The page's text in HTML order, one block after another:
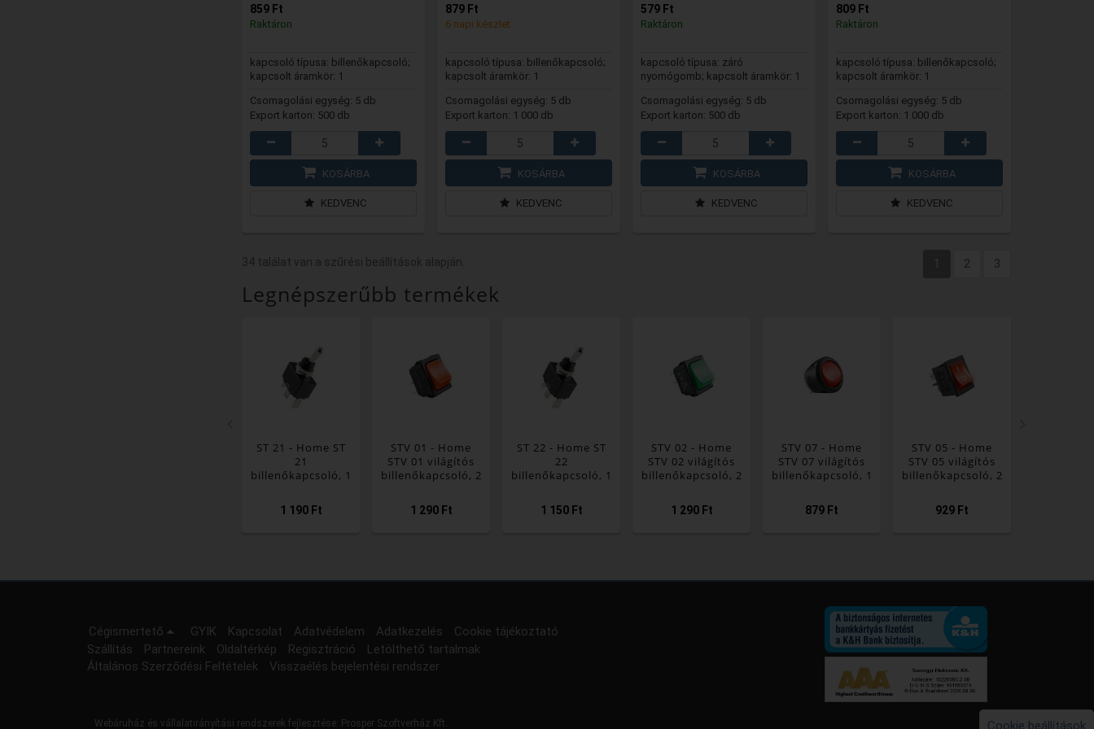
859 Ft
Raktáron
kapcsoló típusa: billenőkapcsoló;
kapcsolt áramkör: 1
Csomagolási egység: 5 db
Export karton: 500 db
KOSÁRBA
KEDVENC
879 Ft
6 napi készlet
kapcsoló típusa: billenőkapcsoló;
kapcsolt áramkör: 1
Csomagolási egység: 5 db
Export karton: 1 000 db
KOSÁRBA
KEDVENC
579 Ft
Raktáron
kapcsoló típusa: záró
nyomógomb; kapcsolt áramkör: 1
Csomagolási egység: 5 db
Export karton: 500 db
KOSÁRBA
KEDVENC
809 Ft
Raktáron
kapcsoló típusa: billenőkapcsoló;
kapcsolt áramkör: 1
Csomagolási egység: 5 db
Export karton: 1 000 db
KOSÁRBA
KEDVENC
34 találat van a szűrési beállítások alapján. 2 3
Legnépszerűbb termékek
ST 21 - Home ST
21
billenőkapcsoló, 1
250 V, 6 A, fekete
1 190 Ft
STV 01 - Home
STV 01 világítós
billenőkapcsoló, 2
250 V, 10 A, piros
1 290 Ft
ST 22 - Home ST
22
billenőkapcsoló, 1
250 V, 6 A, fekete
1 150 Ft
STV 02 - Home
STV 02 világítós
billenőkapcsoló, 2
250 V, 10 A, zöld
1 290 Ft
STV 07 - Home
STV 07 világítós
billenőkapcsoló, 1
250 V, 6 A, piros
879 Ft
STV 05 - Home
STV 05 világítós
billenőkapcsoló, 2
250 V, 6 A, piros
929 Ft
Cégismertető GYIK Kapcsolat Adatvédelem Adatkezelés
Cookie tájékoztató
Szállítás
Partnereink Oldaltérkép Regisztráció
Letölthető tartalmak
Általános Szerződési Feltételek
Visszaélés bejelentési rendszer
Webáruház és vállalatirányítási rendszerek fejlesztése: Prosper Szoftverház Kft. Cookie beállítások